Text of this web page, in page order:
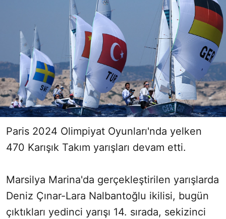
Paris 2024 Olimpiyat Oyunları'nda yelken
470 Karışık Takım yarışları devam etti.
Marsilya Marina'da gerçekleştirilen yarışlarda
Deniz Çınar-Lara Nalbantoğlu ikilisi, bugün
çıktıkları yedinci yarışı 14. sırada, sekizinci